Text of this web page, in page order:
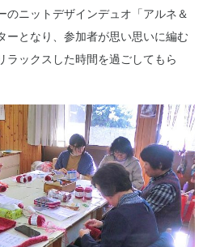
のニットデザインデュオ「アルネ＆
ーとなり、参加者が思い思いに編む
ラックスした時間を過ごしてもら